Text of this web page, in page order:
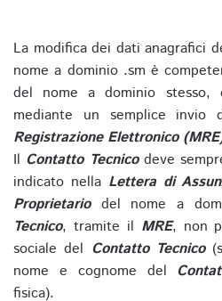
La modifica dei dati anagrafici
nome a dominio .sm è
del nome a dominio stesso,
mediante un semplice invio
Registrazione Elettronico
Il Contatto Tecnicodeve
indicato nella Lettera di
Proprietariodel nome a
Tecnico, tramite il MRE, non
sociale del Contatto Tecnico
nome e cognome del
fisica).